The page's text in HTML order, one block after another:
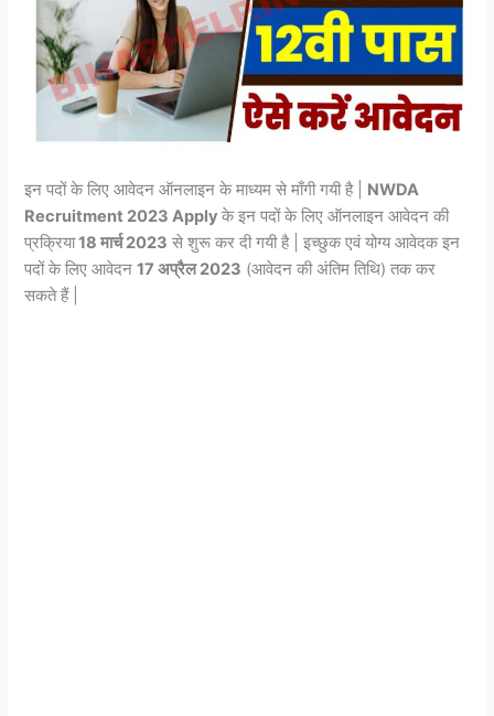
इन पदों के लिए आवेदन ऑनलाइन के माध्यम से माँगी गयी है | NWDA
Recruitment 2023 Applyके इन पदों के लिए ऑनलाइन आवेदन की
प्रक्रिया18 मार्च 2023 से शुरू कर दी गयी है | इच्छुक एवं योग्य आवेदक इन
पदों के लिए आवेदन17 अप्रैल 2023 (आवेदन की अंतिम तिथि) तक कर
सकते हैं |